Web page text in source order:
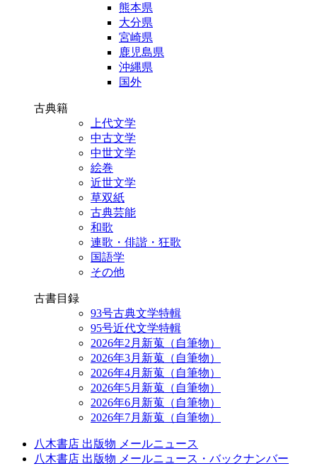
熊本県
大分県
宮崎県
鹿児島県
沖縄県
国外
古典籍
上代文学
中古文学
中世文学
絵巻
近世文学
草双紙
古典芸能
和歌
連歌・俳諧・狂歌
国語学
その他
古書目録
93号古典文学特輯
95号近代文学特輯
2026年2月新蒐（自筆物）
2026年3月新蒐（自筆物）
2026年4月新蒐（自筆物）
2026年5月新蒐（自筆物）
2026年6月新蒐（自筆物）
2026年7月新蒐（自筆物）
八木書店 出版物 メールニュース
八木書店 出版物 メールニュース・バックナンバー